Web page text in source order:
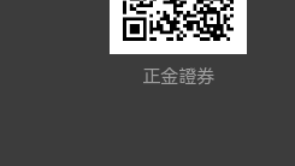
正金證券